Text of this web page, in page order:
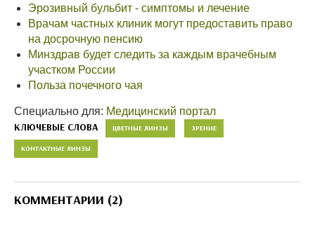
Эрозивный бульбит - симптомы и лечение
Врачам частных клиник могут предоставить право
на досрочную пенсию
Минздрав будет следить за каждым врачебным
участком России
Польза почечного чая
Специально для: Медицинский портал
КЛЮЧЕВЫЕ СЛОВА ЦВЕТНЫЕ ЛИНЗЫ ЗРЕНИЕ
КОНТАКТНЫЕ ЛИНЗЫ
КОММЕНТАРИИ (2)